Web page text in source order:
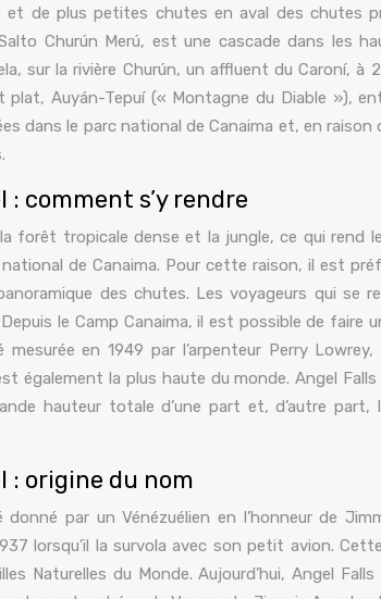
de plus petites chutes en aval des chutes
Churún Merú, est une cascade dans les
sur la rivière Churún, un affluent du Caroní, à
plat, Auyán-Tepuí (« Montagne du Diable »),
dans le parc national de Canaima et, en raison
comment s’y rendre
forêt tropicale dense et la jungle, ce qui rend
de Canaima. Pour cette raison, il est
des chutes. Les voyageurs qui se
le Camp Canaima, il est possible de faire
en 1949 par l’arpenteur Perry
également la plus haute du monde. Angel
hauteur totale d’une part et, d’autre
: origine du nom
par un Vénézuélien en l’honneur de
lorsqu’il la survola avec son petit avion.
Naturelles du Monde. Aujourd’hui, Angel